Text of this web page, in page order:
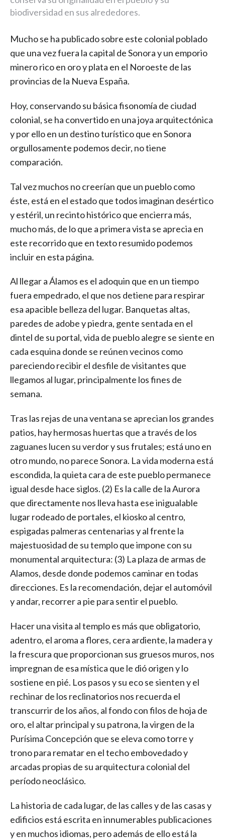
biodiversidad en sus alrededores.
Mucho se ha publicado sobre este colonial poblado
que una vez fuera la capital de Sonora y un emporio
minero rico en oro yplata en el Noroeste de las
provincias de la Nueva España.
Hoy, conservando su básica fisonomía de ciudad
colonial, se ha convertido en una joya arquitectónica
y por ello en un destino turístico que en Sonora
orgullosamente podemos decir, no tiene
comparación.
Tal vez muchos no creerían que un pueblo como
éste, está en el estado que todos imaginan desértico
y estéril, un recinto histórico que encierra más,
mucho más, de lo que a primera vista se aprecia en
este recorrido que en texto resumido podemos
incluir en esta página.
Al llegar a Álamos es el adoquin que en un tiempo
fuera empedrado, el que nos detiene para respirar
esa apacible belleza del lugar. Banquetas altas,
paredes de adobe y piedra, gente sentada en el
dintel de su portal, vida de pueblo alegre se siente en
cada esquina donde se reúnen vecinos como
pareciendo recibir el desfile de visitantes que
llegamos al lugar, principalmente los fines de
semana.
Tras las rejas de una ventana se aprecian los grandes
patios, hay hermosas huertas que a través de los
zaguanes lucen su verdor y sus frutales; está uno en
otro mundo, no parece Sonora. La vida moderna está
escondida, la quieta cara de este pueblo permanece
igual desde hace siglos. (2) Es la calle de la Aurora
que directamente nos lleva hasta ese inigualable
lugar rodeado de portales, el kiosko al centro,
espigadas palmeras centenarias y al frente la
majestuosidad de su templo que impone con su
monumental arquitectura: (3) La plaza de armas de
Alamos, desde donde podemos caminar en todas
direcciones. Es la recomendación, dejar el automóvil
y andar, recorrer a pie para sentir el pueblo.
Hacer una visita al templo es más que obligatorio,
adentro, el aroma a flores, cera ardiente, la madera y
la frescura que proporcionan sus gruesos muros, nos
impregnan de esa mística que le dió origen y lo
sostiene en pié. Los pasos y su eco se sienten y el
rechinar de los reclinatorios nos recuerda el
transcurrir de los años, al fondo con filos de hoja de
oro, el altar principal y su patrona, la virgen de la
Purísima Concepción que se eleva como torre y
trono para rematar en el techo embovedado y
arcadas propias de su arquitectura colonial del
período neoclásico.
La historia de cada lugar, de las calles y de las casas y
edificios está escrita en innumerables publicaciones
y en muchos idiomas, pero además de ello está la